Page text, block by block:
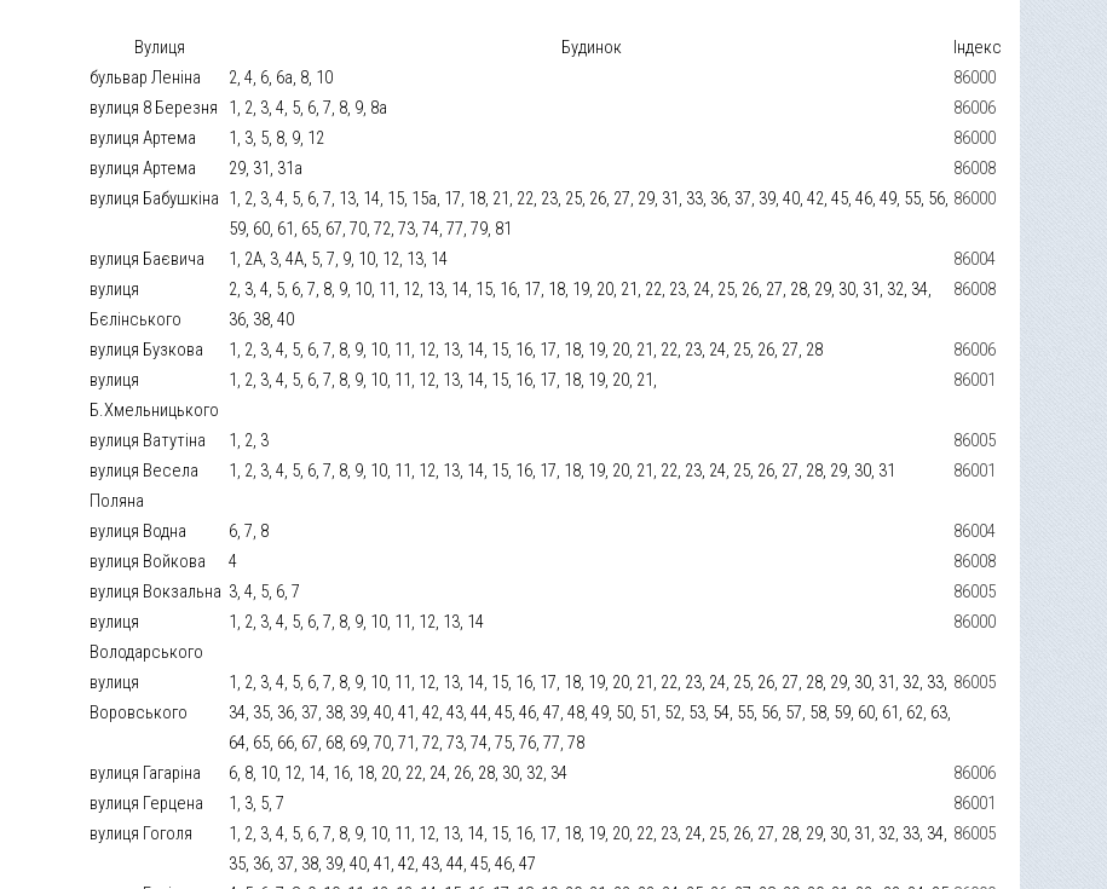
Вулиця Будинок
Індекс
бульвар Леніна
2, 4, 6, 6а, 8, 10
86000
вулиця 8 Березня
1, 2, 3, 4, 5, 6, 7, 8, 9, 8а
86006
вулиця Артема
1, 3, 5, 8, 9, 12
86000
вулиця Артема
29, 31, 31а
86008
вулиця Бабушкіна 1, 2, 3, 4, 5, 6, 7, 13, 14, 15, 15а, 17, 18, 21, 22, 23, 25, 26, 27, 29, 31, 33, 36, 37, 39, 40, 42, 45, 46, 49, 55, 56,
59, 60, 61, 65, 67, 70, 72, 73, 74, 77, 79, 81
86000
вулиця Баєвича 1, 2А, 3, 4А, 5, 7, 9, 10, 12, 13, 14
86004
вулиця
Бєлінського
2, 3, 4, 5, 6, 7, 8, 9, 10, 11, 12, 13, 14, 15, 16, 17, 18, 19, 20, 21, 22, 23, 24, 25, 26, 27, 28, 29, 30, 31, 32, 34,
36, 38, 40
86008
вулиця Бузкова 1, 2, 3, 4, 5, 6, 7, 8, 9, 10, 11, 12, 13, 14, 15, 16, 17, 18, 19, 20, 21, 22, 23, 24, 25, 26, 27, 28
86006
вулиця
Б.Хмельницького
1, 2, 3, 4, 5, 6, 7, 8, 9, 10, 11, 12, 13, 14, 15, 16, 17, 18, 19, 20, 21, 86001
вулиця Ватутіна 1, 2, 3
86005
вулиця Весела
Поляна
1, 2, 3, 4, 5, 6, 7, 8, 9, 10, 11, 12, 13, 14, 15, 16, 17, 18, 19, 20, 21, 22, 23, 24, 25, 26, 27, 28, 29, 30, 31 86001
вулиця Водна 6, 7, 8
86004
вулиця Войкова
4
86008
вулиця Вокзальна 3, 4, 5, 6, 7
86005
вулиця
Володарського
1, 2, 3, 4, 5, 6, 7, 8, 9, 10, 11, 12, 13, 14 86000
вулиця
Воровського
1, 2, 3, 4, 5, 6, 7, 8, 9, 10, 11, 12, 13, 14, 15, 16, 17, 18, 19, 20, 21, 22, 23, 24, 25, 26, 27, 28, 29, 30, 31, 32, 33,
34, 35, 36, 37, 38, 39, 40, 41, 42, 43, 44, 45, 46, 47, 48, 49, 50, 51, 52, 53, 54, 55, 56, 57, 58, 59, 60, 61, 62, 63,
64, 65, 66, 67, 68, 69, 70, 71, 72, 73, 74, 75, 76, 77, 78
86005
вулиця Гагаріна 6, 8, 10, 12, 14, 16, 18, 20, 22, 24, 26, 28, 30, 32, 34
86006
вулиця Герцена
1, 3, 5, 7
86001
вулиця Гоголя
1, 2, 3, 4, 5, 6, 7, 8, 9, 10, 11, 12, 13, 14, 15, 16, 17, 18, 19, 20, 22, 23, 24, 25, 26, 27, 28, 29, 30, 31, 32, 33, 34,
35, 36, 37, 38, 39, 40, 41, 42, 43, 44, 45, 46, 47
86005